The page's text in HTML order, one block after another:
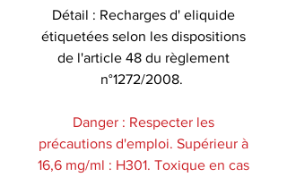
Détail : Recharges d' eliquide
étiquetées selon les dispositions
de l'article 48 du règlement
n°1272/2008.
Danger : Respecter les
précautions d'emploi. Supérieur à
16,6 mg/ml : H301. Toxique en cas